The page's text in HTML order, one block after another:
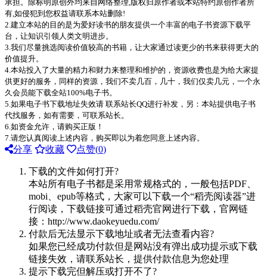
承担。除标明原创外均来自网络整理,版权归原作者或本站特约原创作者所
有,如侵犯到您权益请联系本站删除!
2.建立本站的目的是为爱好读书的朋友提供一个丰富的电子书资源下载平
台，让知识引领人类文明进步。
3.我们尽量挑选阅读价值较高的书籍，让大家通过读更少的书来获得更大的
价值提升。
4.本站投入了大量的精力和财力来整理和维护的，资源收费也是为给大家提
供更好的服务，同样的资源，我们不卖几百，几十，我们仅卖几元，一个永
久会员能下载全站100%电子书。
5.如果电子书下载地址失效请 联系站长QQ进行补发，另：本站提供电子书
代找服务，如有需要，可联系站长。
6.如资金允许，请购买正版！
7.请您认真阅读上述内容，购买即以为着您同意上述内容。
分享 收藏 点赞(0)
下载的文件如何打开?
本站所有电子书都是采用常规格式的，一般包括PDF、
mobi、epub等格式，大家可以下载一个“稻壳阅读器”进
行阅读，下载链接可通过稻壳官网进行下载，官网链
接：http://www.daokeyuedu.com/
付款后无法显示下载地址或者无法查看内容?
如果您已经成功付款但是网站没有弹出成功提示或下载
链接失效，请联系站长，提供付款信息为您处理
提示下载完但解压或打开不了?